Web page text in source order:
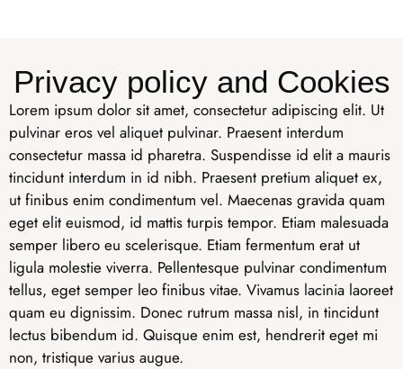
Privacy policy and Cookies
Lorem ipsum dolor sit amet, consectetur adipiscing elit. Ut
pulvinar eros vel aliquet pulvinar. Praesent interdum
consectetur massa id pharetra. Suspendisse id elit a mauris
tincidunt interdum in id nibh. Praesent pretium aliquet ex,
ut finibus enim condimentum vel. Maecenas gravida quam
eget elit euismod, id mattis turpis tempor. Etiam malesuada
semper libero eu scelerisque. Etiam fermentum erat ut
ligula molestie viverra. Pellentesque pulvinar condimentum
tellus, eget semper leo finibus vitae. Vivamus lacinia laoreet
quam eu dignissim. Donec rutrum massa nisl, in tincidunt
lectus bibendum id. Quisque enim est, hendrerit eget mi
non, tristique varius augue.